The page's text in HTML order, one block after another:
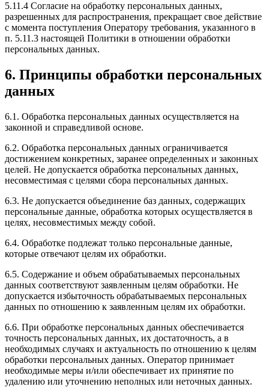
5.11.4 Согласие на обработку персональных данных,
разрешенных для распространения, прекращает свое действие
с момента поступления Оператору требования, указанного в
п. 5.11.3 настоящей Политики в отношении обработки
персональных данных.
6. Принципы обработки персональных
данных
6.1. Обработка персональных данных осуществляется на
законной и справедливой основе.
6.2. Обработка персональных данных ограничивается
достижением конкретных, заранее определенных и законных
целей. Не допускается обработка персональных данных,
несовместимая с целями сбора персональных данных.
6.3. Не допускается объединение баз данных, содержащих
персональные данные, обработка которых осуществляется в
целях, несовместимых между собой.
6.4. Обработке подлежат только персональные данные,
которые отвечают целям их обработки.
6.5. Содержание и объем обрабатываемых персональных
данных соответствуют заявленным целям обработки. Не
допускается избыточность обрабатываемых персональных
данных по отношению к заявленным целям их обработки.
6.6. При обработке персональных данных обеспечивается
точность персональных данных, их достаточность, а в
необходимых случаях и актуальность по отношению к целям
обработки персональных данных. Оператор принимает
необходимые меры и/или обеспечивает их принятие по
удалению или уточнению неполных или неточных данных.